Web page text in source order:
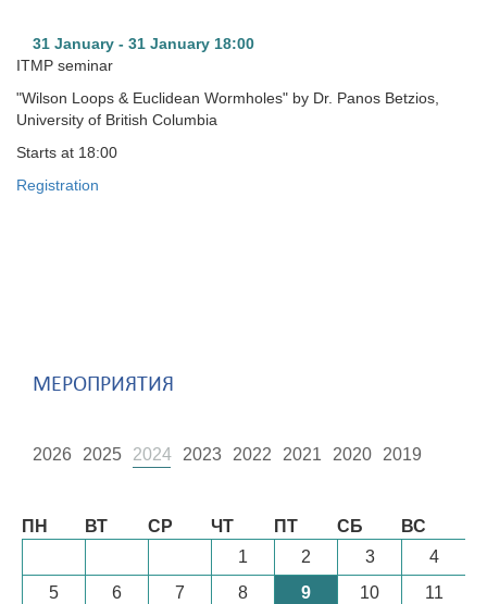
31 January - 31 January 18:00
ITMP seminar
"Wilson Loops & Euclidean Wormholes" by Dr. Panos Betzios,
University of British Columbia
Starts at 18:00
Registration
МЕРОПРИЯТИЯ
2026 2025 2024 2023 2022 2021 2020 2019
Август
ПН ВТ СР ЧТ ПТ СБ
ВС
1
2 3
4
5
6 7 8 9 10
11